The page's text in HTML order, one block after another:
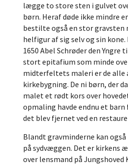
lægge to store sten i gulvet
børn. Heraf døde ikke mindre
bestilte også en stor
helfigur af sig selv og sin kone.
1650 Abel Schrøder den Yngre
stort epitafium som minde
midterfeltets maleri er de aIle
kirkebygning. De ni børn, der
malet et rødt kors over
opmaling havde endnu et
det blev fjernet ved en
Blandt gravminderne kan
på sydvæggen. Det er kirkens
over lensmand på